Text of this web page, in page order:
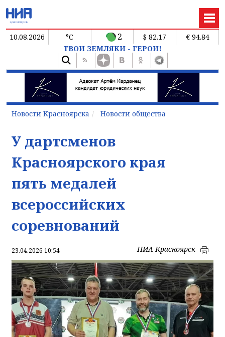
10.08.2026 °C 2 $ 82.17
€ 94.84
ТВОИ ЗЕМЛЯКИ - ГЕРОИ!
Новости Красноярска Новости общества
У дартсменов
Красноярского края
пять медалей
всероссийских
соревнований
23.04.2026 10:54 НИА-Красноярск